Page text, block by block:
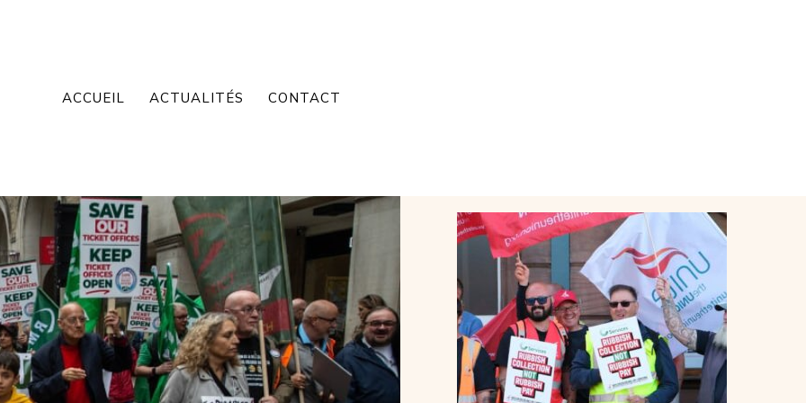
ACCUEIL ACTUALITÉS CONTACT